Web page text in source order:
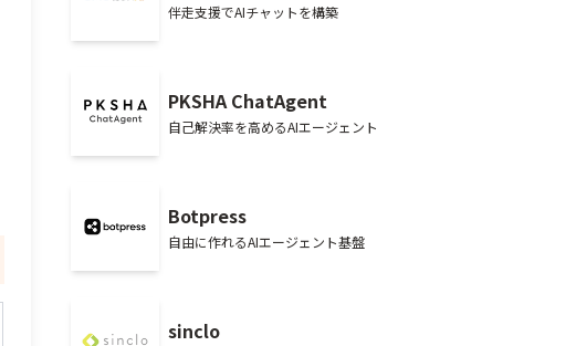
伴走支援でAIチャットを構築
PKSHA ChatAgent
自己解決率を高めるAIエージェント
Botpress
自由に作れるAIエージェント基盤
sinclo